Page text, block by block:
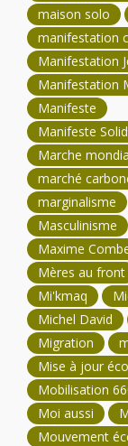
maison solo
manifestation
Manifestation
Manifestation
Manifeste
Manifeste
Marche
marché
marginalisme
Masculinisme
Maxime
Mères au front
Mi'kmaq
Michel David
Migration
Mise à jour
Mobilisation
Moi aussi
Mouvement